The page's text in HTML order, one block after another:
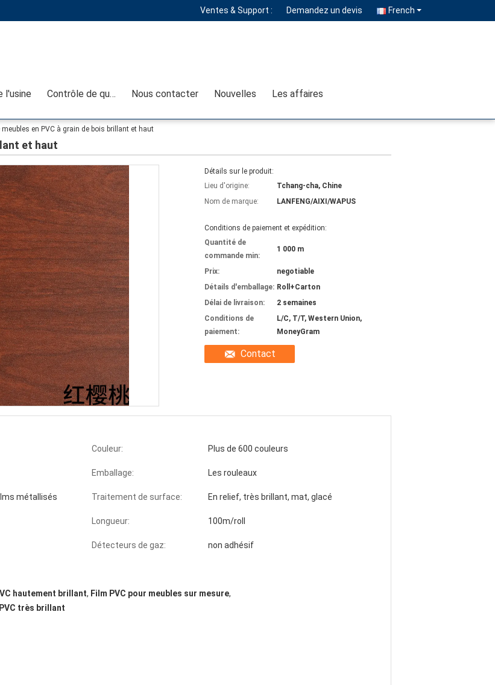
Ventes & Support : Demandez un devis French
l'usine Contrôle de qualité Nous contacter Nouvelles Les affaires
meubles en PVC à grain de bois brillant et haut
et haut
Détails sur le produit:
Lieu d'origine:
Tchang-cha, Chine
Nom de marque:
LANFENG/AIXI/WAPUS
Conditions de paiement et expédition:
Quantité de
commande min:
1 000 m
Prix:
negotiable
Détails d'emballage: Roll+Carton
Délai de livraison:
2 semaines
Conditions de
paiement:
L/C, T/T, Western Union,
MoneyGram
Contact
Couleur: Plus de 600 couleurs
Emballage: Les rouleaux
métallisés Traitement de surface: En relief, très brillant, mat, glacé
Longueur: 100m/roll
Détecteurs de gaz: non adhésif
hautement brillant, Film PVC pour meubles sur mesure,
très brillant